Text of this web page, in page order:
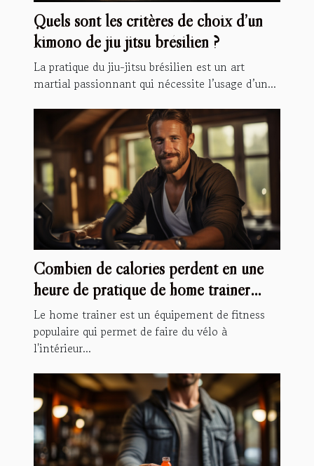
Quels sont les critères de choix d’un
kimono de jiu jitsu brésilien ?
La pratique du jiu-jitsu brésilien est un art
martial passionnant qui nécessite l’usage d’un...
Combien de calories perdent en une
heure de pratique de home trainer
vélo ?
Le home trainer est un équipement de fitness
populaire qui permet de faire du vélo à
l'intérieur...